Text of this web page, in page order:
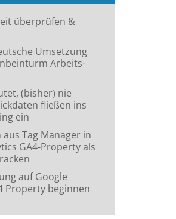
überprüfen &
Umsetzung
Arbeits-
(bisher) nie
fließen ins
ein
Tag Manager in
GA4-Property als
auf Google
Property beginnen